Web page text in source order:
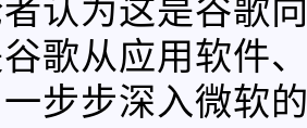
认为这是谷歌
歌从应用软件
步步深入微软